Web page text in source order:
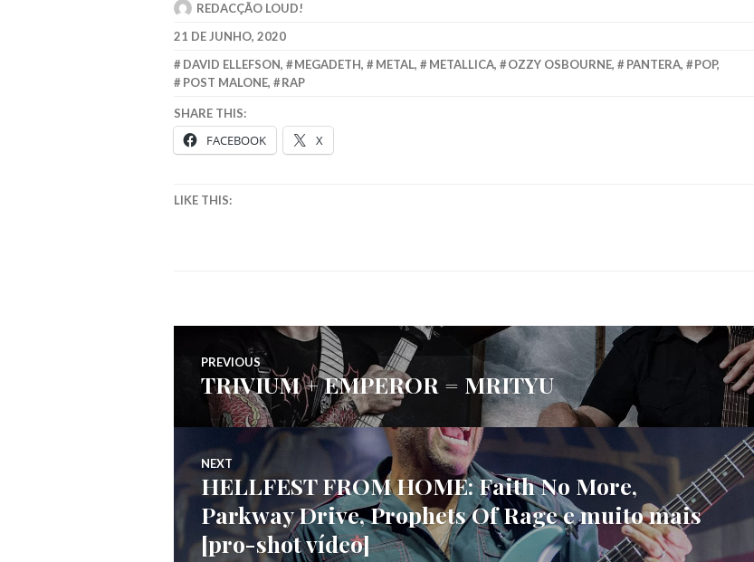
REDACÇÃO LOUD!
21 DE JUNHO, 2020
DAVID ELLEFSON, MEGADETH, METAL, METALLICA, OZZY OSBOURNE, PANTERA, POP,
POST MALONE, RAP
SHARE THIS:
FACEBOOK X
LIKE THIS:
Navegação
de
artigos
PREVIOUS
Previous
post:
TRIVIUM + EMPEROR = MRITYU
NEXT
Next
post:
HELLFEST FROM HOME: Faith No More,
Parkway Drive, Prophets Of Rage e muito mais
[pro-shot vídeo]